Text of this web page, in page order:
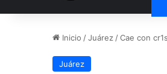
Inicio /Juárez /Cae con
Juárez